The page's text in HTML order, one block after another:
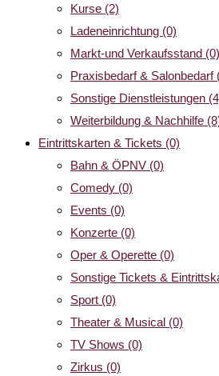
Kurse (2)
Ladeneinrichtung (0)
Markt-und Verkaufsstand (0)
Praxisbedarf & Salonbedarf
Sonstige Dienstleistungen
Weiterbildung & Nachhilfe
Eintrittskarten & Tickets (0)
Bahn & ÖPNV (0)
Comedy (0)
Events (0)
Konzerte (0)
Oper & Operette (0)
Sonstige Tickets &
Sport (0)
Theater & Musical (0)
TV Shows (0)
Zirkus (0)